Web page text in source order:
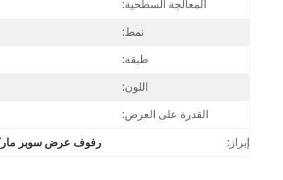
المعالجة السطحية:
نمط:
طبقة:
اللون:
القدرة على العرض:
إبراز: رفوف عرض سوبر